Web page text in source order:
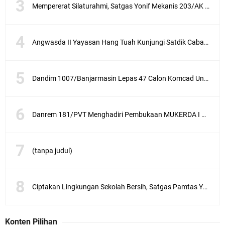
Mempererat Silaturahmi, Satgas Yonif Mekanis 203/AK Laksanakan Anjangsana Bersama Babinsa
Angwasda II Yayasan Hang Tuah Kunjungi Satdik Cabang Surabaya
Dandim 1007/Banjarmasin Lepas 47 Calon Komcad Untuk Mengikuti Seleksi di Rindam VI/Mulawarman
Danrem 181/PVT Menghadiri Pembukaan MUKERDA I Majelis Daerah GPdI Provinsi PBD
(tanpa judul)
Ciptakan Lingkungan Sekolah Bersih, Satgas Pamtas Yonif 711/Rks Melaksanakan Karya Bakti
Konten Pilihan